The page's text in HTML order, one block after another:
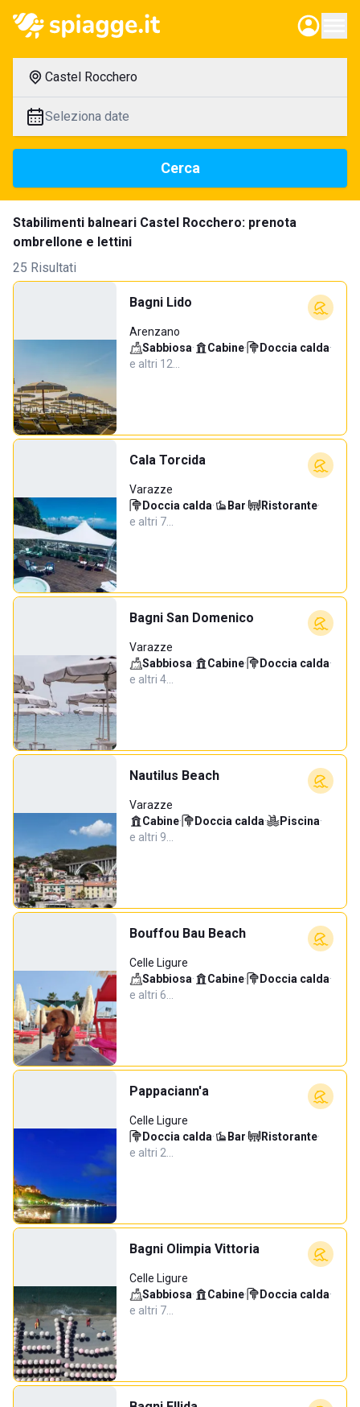
Castel Rocchero
Seleziona date
Cerca
Stabilimenti balneari Castel Rocchero: prenota
ombrellone e lettini
25 Risultati
Bagni Lido
Arenzano
Sabbiosa· Cabine· Doccia calda·
e altri 12…
Cala Torcida
Varazze
Doccia calda· Bar· Ristorante·
e altri 7…
Bagni San Domenico
Varazze
Sabbiosa· Cabine· Doccia calda·
e altri 4…
Nautilus Beach
Varazze
Cabine· Doccia calda· Piscina·
e altri 9…
Bouffou Bau Beach
Celle Ligure
Sabbiosa· Cabine· Doccia calda·
e altri 6…
Pappaciann'a
Celle Ligure
Doccia calda· Bar· Ristorante·
e altri 2…
Bagni Olimpia Vittoria
Celle Ligure
Sabbiosa· Cabine· Doccia calda·
e altri 7…